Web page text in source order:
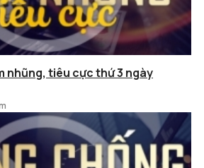
nhũng, tiêu cực thứ 3 ngày